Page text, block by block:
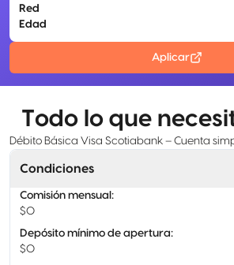
Red
Edad
Aplicar
Todo lo que
Débito Básica Visa Scotiabank – Cuenta
Condiciones
Comisión mensual :
$0
Depósito mínimo de apertura:
$0